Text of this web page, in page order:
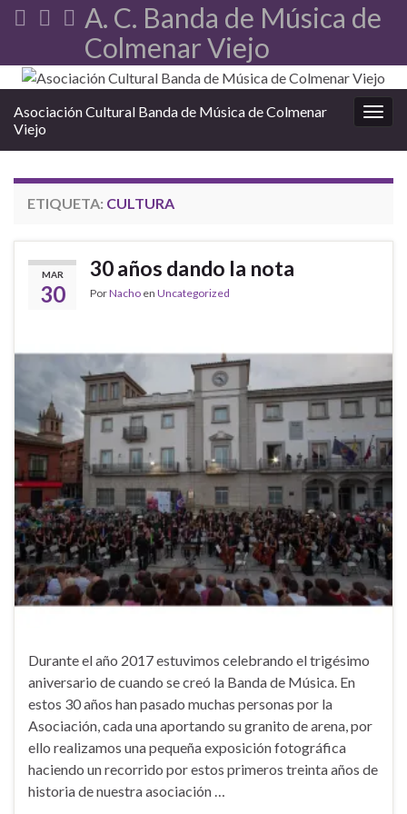
A. C. Banda de Música de
Colmenar Viejo
Asociación Cultural Banda de Música de Colmenar
Viejo
ETIQUETA: CULTURA
MAR
30
30 años dando la nota
PorNacho en Uncategorized
Durante el año 2017 estuvimos celebrando el trigésimo
aniversario de cuando se creó la Banda de Música. En
estos 30 años han pasado muchas personas por la
Asociación, cada una aportando su granito de arena, por
ello realizamos una pequeña exposición fotográfica
haciendo un recorrido por estos primeros treinta años de
historia de nuestra asociación …